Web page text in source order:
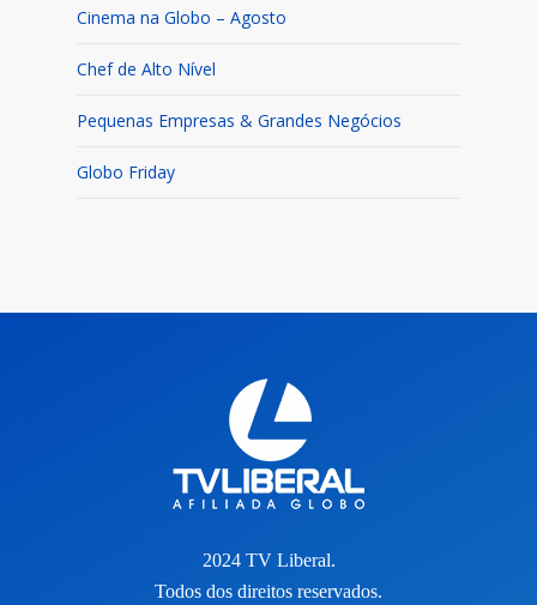
Cinema na Globo – Agosto
Chef de Alto Nível
Pequenas Empresas & Grandes Negócios
Globo Friday
2024 TV Liberal.
Todos dos direitos reservados.